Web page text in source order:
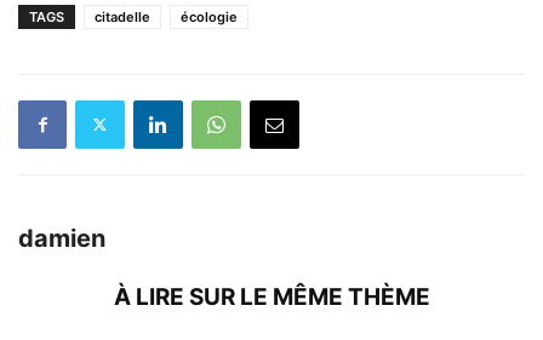
TAGS citadelle écologie
damien
À LIRE SUR LE MÊME THÈME